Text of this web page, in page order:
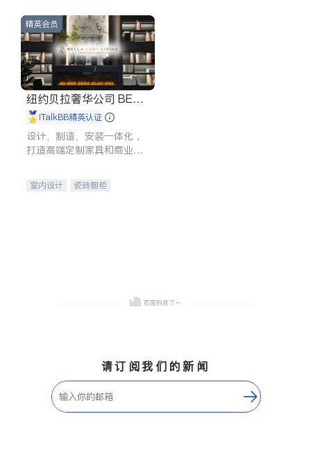
精英会员
纽约贝拉奢华公司 BELL
A LUXE
iTalkBB精英认证
设计、制造、安装一体化，
打造高端定制家具和商业空
室内设计
瓷砖橱柜
请订阅我们的新闻